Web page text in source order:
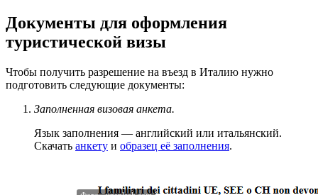
Документы для оформления
туристической визы
Чтобы получить разрешение на въезд в Италию нужно
подготовить следующие документы:
Заполненная визовая анкета.
Язык заполнения — английский или итальянский.
Скачать анкету и образец её заполнения.